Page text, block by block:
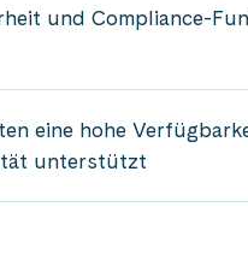
und Compliance-
eine hohe
unterstützt